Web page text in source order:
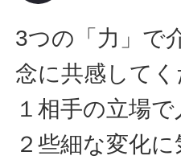
3つの「力」で
念に共感して
１相手の立場
２些細な変化